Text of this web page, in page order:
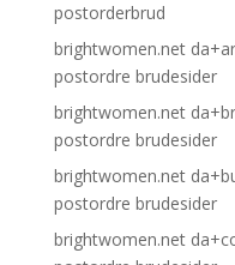
postorderbrud
brightwomen.net
postordre brudesider
brightwomen.net
postordre brudesider
brightwomen.net
postordre brudesider
brightwomen.net